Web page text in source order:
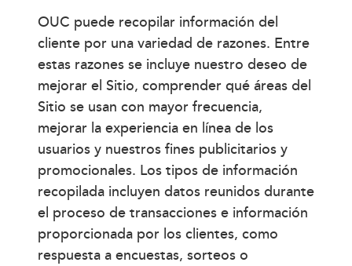
OUC puede recopilar información del
cliente por una variedad de razones. Entre
estas razones se incluye nuestro deseo de
mejorar el Sitio, comprender qué áreas del
Sitio se usan con mayor frecuencia,
mejorar la experiencia en línea de los
usuarios y nuestros fines publicitarios y
promocionales. Los tipos de información
recopilada incluyen datos reunidos durante
el proceso de transacciones e información
proporcionada por los clientes, como
respuesta a encuestas, sorteos o